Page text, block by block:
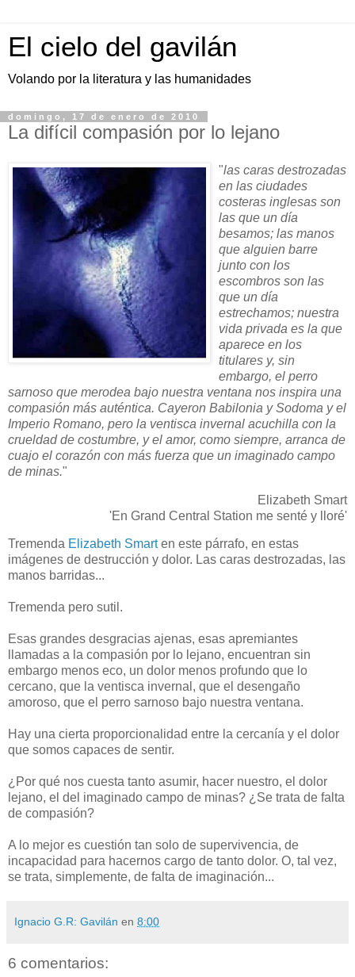
El cielo del gavilán
Volando por la literatura y las humanidades
domingo, 17 de enero de 2010
La difícil compasión por lo lejano
"las caras destrozadas
en las ciudades
costeras inglesas son
las que un día
besamos; las manos
que alguien barre
junto con los
escombros son las
que un día
estrechamos; nuestra
vida privada es la que
aparece en los
titulares y, sin
embargo, el perro
sarnoso que merodea bajo nuestra ventana nos inspira una
compasión más auténtica. Cayeron Babilonia y Sodoma y el
Imperio Romano, pero la ventisca invernal acuchilla con la
crueldad de costumbre, y el amor, como siempre, arranca de
cuajo el corazón con más fuerza que un imaginado campo
de minas."
Elizabeth Smart
'En Grand Central Station me senté y lloré'
Tremenda Elizabeth Smarten este párrafo, en estas
imágenes de destrucción y dolor. Las caras destrozadas, las
manos barridas...
Tremenda pero sutil.
Esas grandes desgracias ajenas, esas apremiantes
llamadas a la compasión por lo lejano, encuentran sin
embargo menos eco, un dolor menos profundo que lo
cercano, que la ventisca invernal, que el desengaño
amoroso, que el perro sarnoso bajo nuestra ventana.
Hay una cierta proporcionalidad entre la cercanía y el dolor
que somos capaces de sentir.
¿Por qué nos cuesta tanto asumir, hacer nuestro, el dolor
lejano, el del imaginado campo de minas? ¿Se trata de falta
de compasión?
A lo mejor es cuestión tan solo de supervivencia, de
incapacidad para hacernos cargo de tanto dolor. O, tal vez,
se trata, simplemente, de falta de imaginación...
Ignacio G.R: Gavilán en 8:00
6 comentarios: